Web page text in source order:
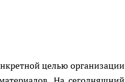
целью организации